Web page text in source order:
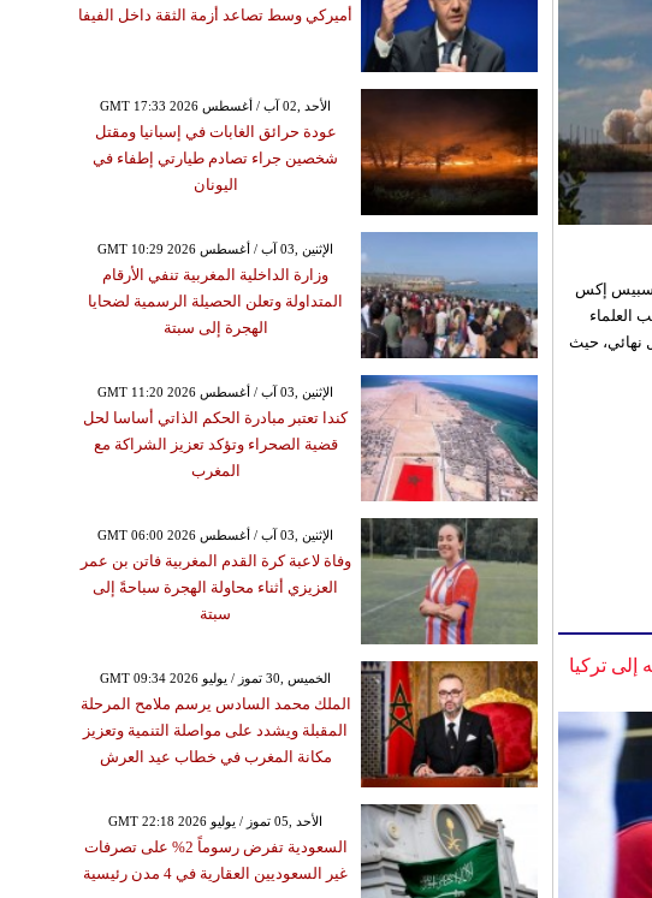
فالكون 9 تابع لشركة سبيس إكس
العلماء
نهائي، حيث
تركيا
أميركي وسط تصاعد أزمة الثقة داخل الفيفا
GMT 17:33 2026 الأحد ,02 آب / أغسطس
عودة حرائق الغابات في إسبانيا ومقتل
شخصين جراء تصادم طيارتي إطفاء في
اليونان
GMT 10:29 2026 الإثنين ,03 آب / أغسطس
وزارة الداخلية المغربية تنفي الأرقام
المتداولة وتعلن الحصيلة الرسمية لضحايا
الهجرة إلى سبتة
GMT 11:20 2026 الإثنين ,03 آب / أغسطس
كندا تعتبر مبادرة الحكم الذاتي أساسا لحل
قضية الصحراء وتؤكد تعزيز الشراكة مع
المغرب
GMT 06:00 2026 الإثنين ,03 آب / أغسطس
وفاة لاعبة كرة القدم المغربية فاتن بن عمر
العزيزي أثناء محاولة الهجرة سباحةً إلى
سبتة
GMT 09:34 2026 الخميس ,30 تموز / يوليو
الملك محمد السادس يرسم ملامح المرحلة
المقبلة ويشدد على مواصلة التنمية وتعزيز
مكانة المغرب في خطاب عيد العرش
GMT 22:18 2026 الأحد ,05 تموز / يوليو
السعودية تفرض رسوماً 2% على تصرفات
غير السعوديين العقارية في 4 مدن رئيسية